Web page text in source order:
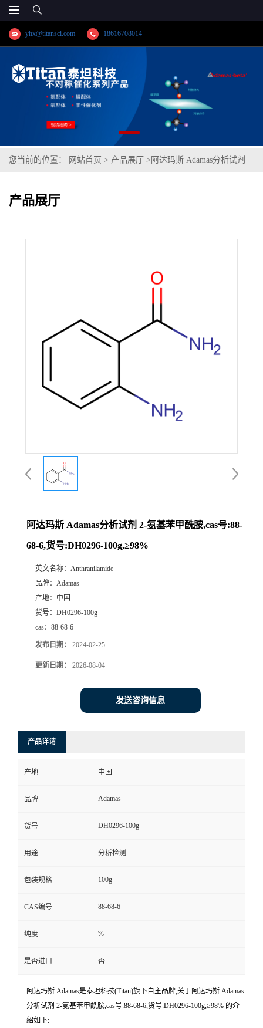
yhx@titansci.com 18616708014
您当前的位置： 网站首页 > 产品展厅 > 阿达玛斯 Adamas分析试剂
产品展厅
阿达玛斯 Adamas分析试剂 2-氨基苯甲酰胺,cas号:88-
68-6,货号:DH0296-100g,≥98%
英文名称： Anthranilamide
品牌： Adamas
产地： 中国
货号： DH0296-100g
cas： 88-68-6
发布日期： 2024-02-25
更新日期： 2026-08-04
发送咨询信息
产品详请
产地 中国
品牌 Adamas
货号 DH0296-100g
用途 分析检测
包装规格 100g
CAS编号 88-68-6
纯度 %
是否进口 否
阿达玛斯 Adamas是泰坦科技(Titan)旗下自主品牌,关于阿达玛斯 Adamas
分析试剂 2-氨基苯甲酰胺,cas号:88-68-6,货号:DH0296-100g,≥98% 的介
绍如下: